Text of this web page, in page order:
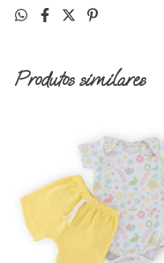
Produtos similares